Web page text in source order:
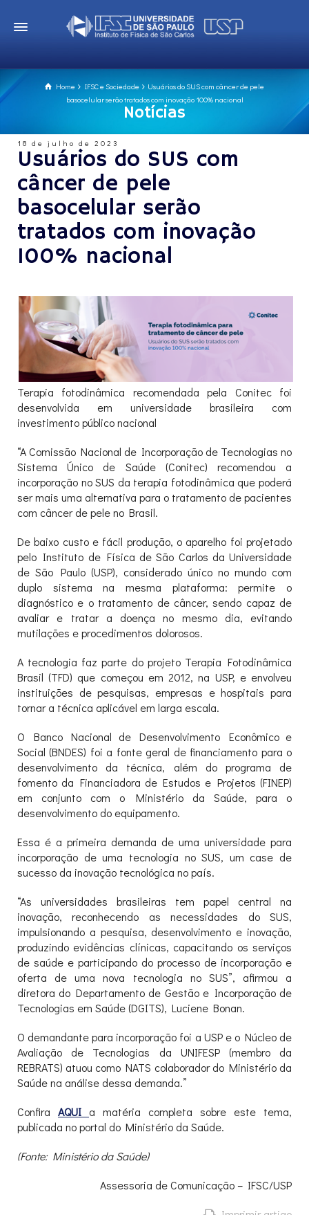
Home IFSC e Sociedade
Usuários do SUS com câncer de pele
basocelular serão tratados com inovação 100% nacional
Notícias
18 de julho de 2023
Usuários do SUS com
câncer de pele
basocelular serão
tratados com inovação
100% nacional
Terapia fotodinâmica recomendada pela Conitec foi
desenvolvida em universidade brasileira com
investimento público nacional
“A Comissão Nacional de Incorporação de Tecnologias no
Sistema Único de Saúde (Conitec) recomendou a
incorporação no SUS da terapia fotodinâmica que poderá
ser mais uma alternativa para o tratamento de pacientes
com câncer de pele no Brasil.
De baixo custo e fácil produção, o aparelho foi projetado
pelo Instituto de Física de São Carlos da Universidade
de São Paulo (USP), considerado único no mundo com
duplo sistema na mesma plataforma: permite o
diagnóstico e o tratamento de câncer, sendo capaz de
avaliar e tratar a doença no mesmo dia, evitando
mutilações e procedimentos dolorosos.
A tecnologia faz parte do projeto Terapia Fotodinâmica
Brasil (TFD) que começou em 2012, na USP, e envolveu
instituições de pesquisas, empresas e hospitais para
tornar a técnica aplicável em larga escala.
O Banco Nacional de Desenvolvimento Econômico e
Social (BNDES) foi a fonte geral de financiamento para o
desenvolvimento da técnica, além do programa de
fomento da Financiadora de Estudos e Projetos (FINEP)
em conjunto com o Ministério da Saúde, para o
desenvolvimento do equipamento.
Essa é a primeira demanda de uma universidade para
incorporação de uma tecnologia no SUS, um case de
sucesso da inovação tecnológica no país.
“As universidades brasileiras tem papel central na
inovação, reconhecendo as necessidades do SUS,
impulsionando a pesquisa, desenvolvimento e inovação,
produzindo evidências clínicas, capacitando os serviços
de saúde e participando do processo de incorporação e
oferta de uma nova tecnologia no SUS”, afirmou a
diretora do Departamento de Gestão e Incorporação de
Tecnologias em Saúde (DGITS), Luciene Bonan.
O demandante para incorporação foi a USP e o Núcleo de
Avaliação de Tecnologias da UNIFESP (membro da
REBRATS) atuou como NATS colaborador do Ministério da
Saúde na análise dessa demanda.”
Confira AQUI a matéria completa sobre este tema,
publicada no portal do Ministério da Saúde.
(Fonte: Ministério da Saúde)
Assessoria de Comunicação – IFSC/USP